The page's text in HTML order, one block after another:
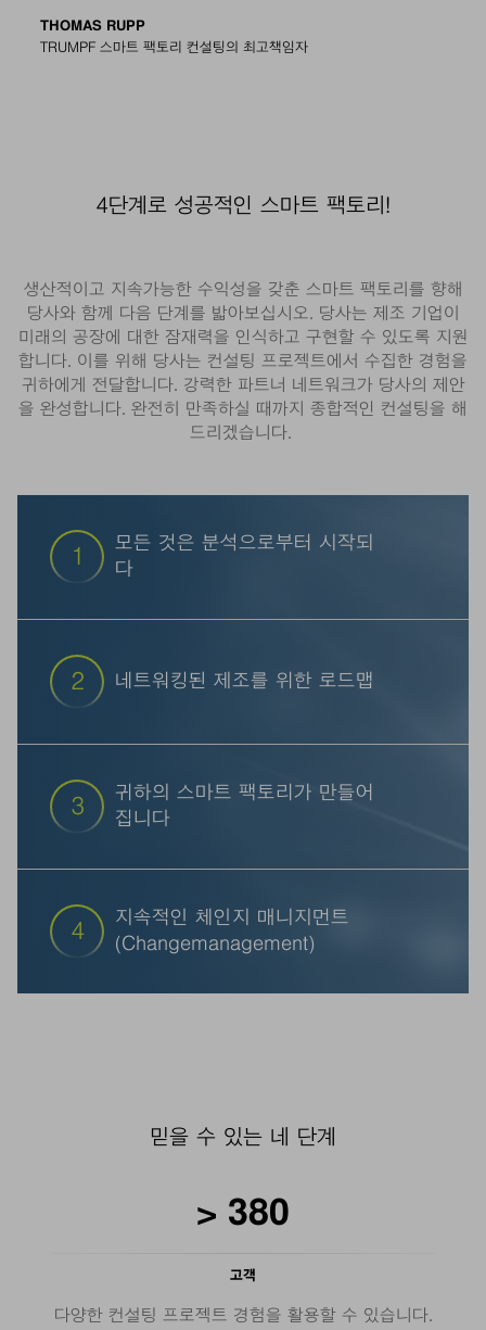
THOMAS RUPP
TRUMPF 스마트 팩토리 컨설팅의 최고책임자
4단계로 성공적인 스마트 팩토리!
생산적이고 지속가능한 수익성을 갖춘 스마트 팩토리를 향해
당사와 함께 다음 단계를 밟아보십시오. 당사는 제조 기업이
미래의 공장에 대한 잠재력을 인식하고 구현할 수 있도록 지원
합니다. 이를 위해 당사는 컨설팅 프로젝트에서 수집한 경험을
귀하에게 전달합니다. 강력한 파트너 네트워크가 당사의 제안
을 완성합니다. 완전히 만족하실 때까지 종합적인 컨설팅을 해
드리겠습니다.
1
모든 것은 분석으로부터 시작되
다
행되도록 구체적인 단계를 권장합니다.
2 네트워킹된 제조를 위한 로드맵
게 됩니다. 결과적으로 구현을 위한 콘셉트가 포함된
완성된 레이아웃을 손에 넣을 수 있습니다.
3
귀하의 스마트 팩토리가 만들어
집니다
및 디지털 솔루션을 확장하기 위한 단계별 계획을 수
립할 것입니다.
4
지속적인 체인지 매니지먼트
(Changemanagement)
믿을 수 있는 네 단계
> 380
고객
다양한 컨설팅 프로젝트 경험을 활용할 수 있습니다.